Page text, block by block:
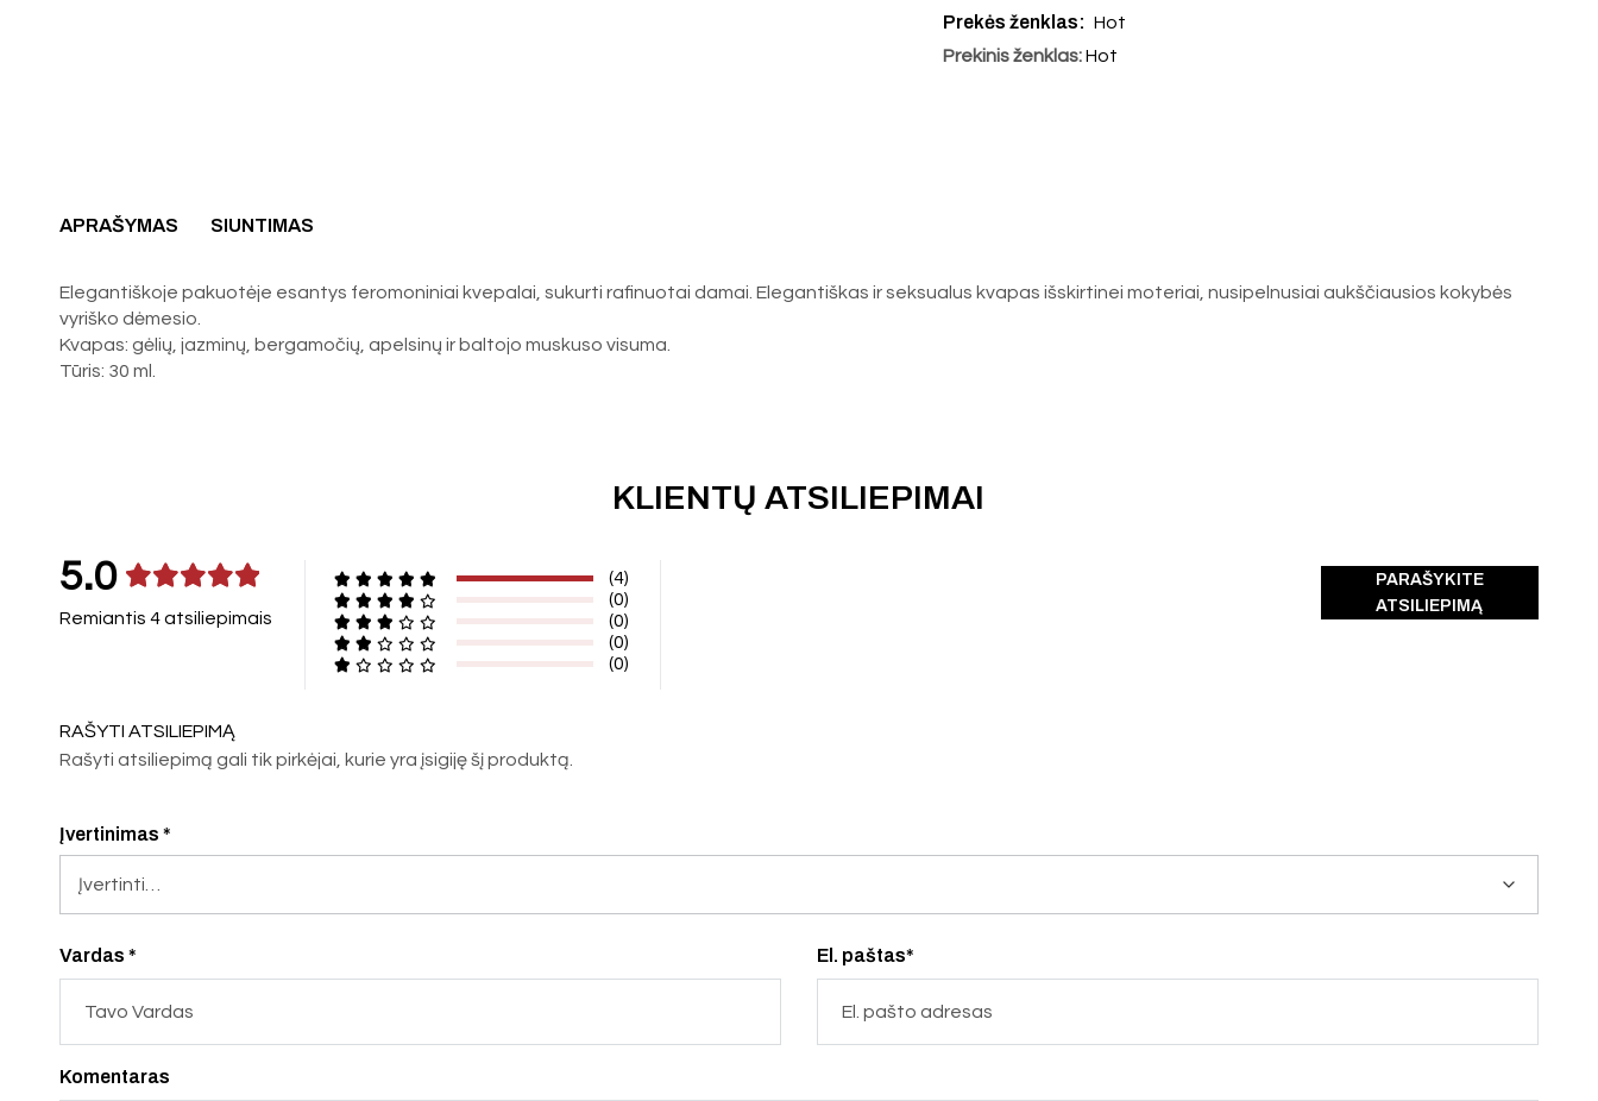
Prekės ženklas: Hot
Prekinis ženklas:Hot
APRAŠYMAS SIUNTIMAS
Elegantiškoje pakuotėje esantys feromoniniai kvepalai, sukurti rafinuotai damai. Elegantiškas ir seksualus kvapas išskirtinei moteriai, nusipelnusiai aukščiausios kokybės
vyriško dėmesio.
Kvapas: gėlių, jazminų, bergamočių, apelsinų ir baltojo muskuso visuma.
Tūris: 30 ml.
KLIENTŲ ATSILIEPIMAI
5.0
Remiantis 4 atsiliepimais
(4)
(0)
(0)
(0)
(0)
PARAŠYKITE
ATSILIEPIMĄ
RAŠYTI ATSILIEPIMĄ
Rašyti atsiliepimą gali tik pirkėjai, kurie yra įsigiję šį produktą.
Vardas * El. paštas*
Įvertinimas*
Komentaras